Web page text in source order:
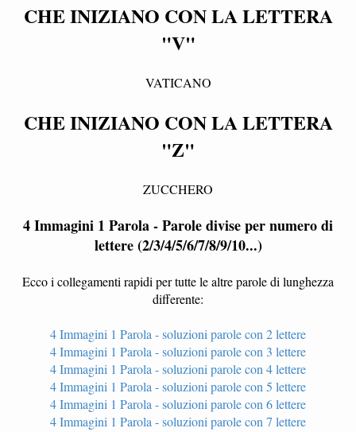
CHE INIZIANO CON LA LETTERA
"V"
VATICANO
CHE INIZIANO CON LA LETTERA
"Z"
ZUCCHERO
4 Immagini 1 Parola - Parole divise per numero di
lettere (2/3/4/5/6/7/8/9/10...)
Ecco i collegamenti rapidi per tutte le altre parole di lunghezza
differente:
4 Immagini 1 Parola - soluzioni parole con 2 lettere
4 Immagini 1 Parola - soluzioni parole con 3 lettere
4 Immagini 1 Parola - soluzioni parole con 4 lettere
4 Immagini 1 Parola - soluzioni parole con 5 lettere
4 Immagini 1 Parola - soluzioni parole con 6 lettere
4 Immagini 1 Parola - soluzioni parole con 7 lettere